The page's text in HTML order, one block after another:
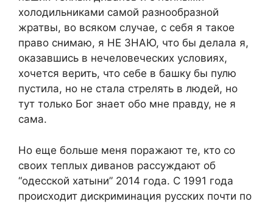
холодильниками самой разнообразной
жратвы, во всяком случае, с себя я такое
право снимаю, я НЕ ЗНАЮ, что бы делала я,
оказавшись в нечеловеческих условиях,
хочется верить, что себе в башку бы пулю
пустила, но не стала стрелять в людей, но
тут только Бог знает обо мне правду, не я
сама.
Но еще больше меня поражают те, кто со
своих теплых диванов рассуждают об
“одесской хатыни” 2014 года. С 1991 года
происходит дискриминация русских почти по